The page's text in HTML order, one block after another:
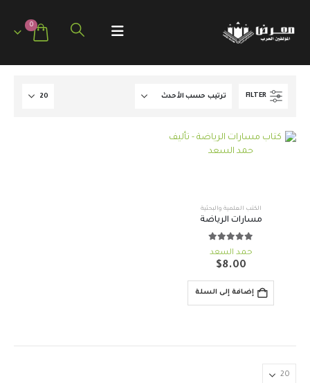
0
FILTER
الكتب العلمية والبحثية
مسارات الرياضة
5.00
out of 5
حمد السعد
$8.00
إضافة إلى السلة